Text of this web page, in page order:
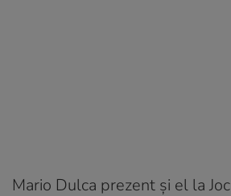
Mario Dulca prezent și el la